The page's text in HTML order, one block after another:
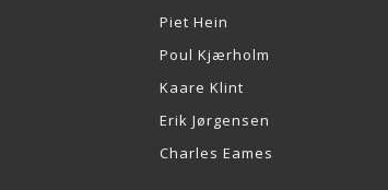
Piet Hein
Poul Kjærholm
Kaare Klint
Erik Jørgensen
Charles Eames